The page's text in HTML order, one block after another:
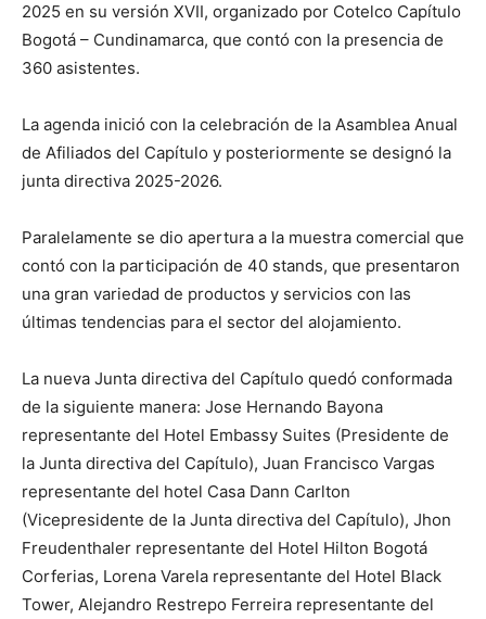
2025 en su versión XVII, organizado por Cotelco Capítulo
Bogotá – Cundinamarca, que contó con la presencia de
360 asistentes.
La agenda inició con la celebración de la Asamblea Anual
de Afiliados del Capítulo y posteriormente se designó la
junta directiva 2025-2026.
Paralelamente se dio apertura a la muestra comercial que
contó con la participación de 40 stands, que presentaron
una gran variedad de productos y servicios con las
últimas tendencias para el sector del alojamiento.
La nueva Junta directiva del Capítulo quedó conformada
de la siguiente manera: Jose Hernando Bayona
representante del Hotel Embassy Suites (Presidente de
la Junta directiva del Capítulo), Juan Francisco Vargas
representante del hotel Casa Dann Carlton
(Vicepresidente de la Junta directiva del Capítulo), Jhon
Freudenthaler representante del Hotel Hilton Bogotá
Corferias, Lorena Varela representante del Hotel Black
Tower, Alejandro Restrepo Ferreira representante del